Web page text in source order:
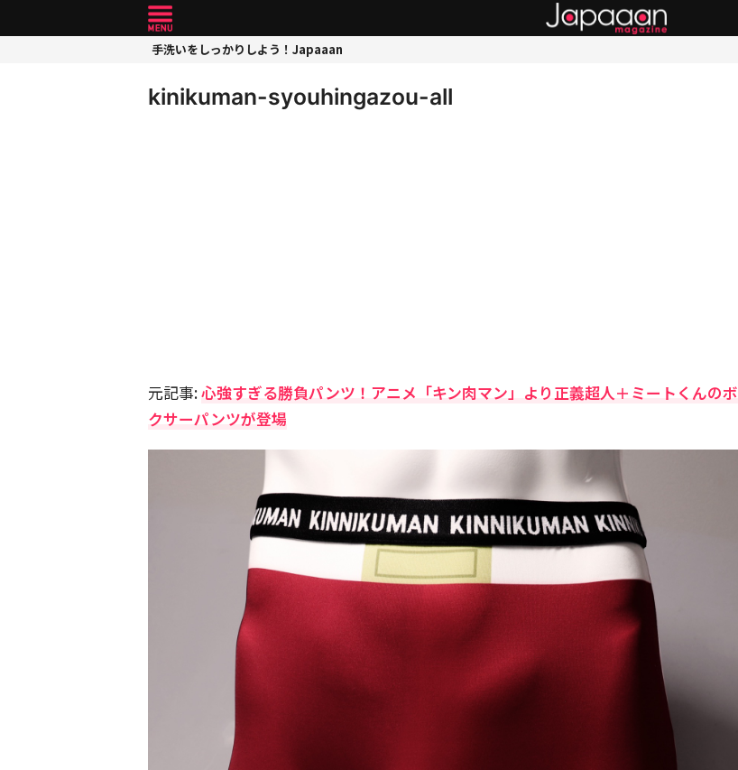
手洗いをしっかりしよう！Japaaan
kinikuman-syouhingazou-all
元記事:心強すぎる勝負パンツ！アニメ「キン肉マン」より正義超人＋ミートくんのボ
クサーパンツが登場